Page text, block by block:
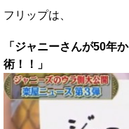
フリップは、
「ジャニーさんが50年
術！！」